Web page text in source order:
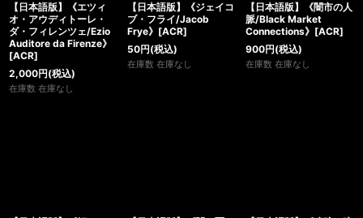
【日本語版】《エツィ
オ・アウディトーレ・
ダ・フィレンツェ/Ezio
Auditore da Firenze》
[ACR]
2,000円(税込)
在庫数 在庫なし
【日本語版】《ジェイコ
ブ・フライ/Jacob
Frye》[ACR]
50円(税込)
在庫数 在庫なし
【日本語版】《闇市の人
脈/Black Market
Connections》[ACR]
900円(税込)
在庫数 在庫なし